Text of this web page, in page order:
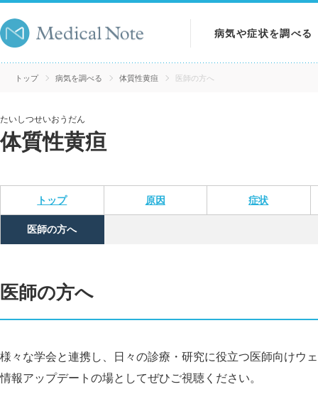
病気や症状を調べる
病気を調べる
トップ 病気を調べる 体質性黄疸 医師の方へ
たいしつせいおうだん
体質性黄疸
トップ 原因 症状
医師の方へ
医師の方へ
様々な学会と連携し、日々の診療・研究に役立つ医師向けウ
情報アップデートの場としてぜひご視聴ください。